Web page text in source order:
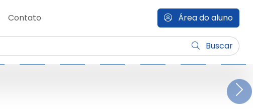
Contato Área do aluno
Buscar